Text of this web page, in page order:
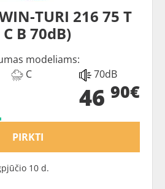
TURI 216 75 T
C B 70dB)
modeliams:
C 70dB
46 90€
PIRKTI
10 d.